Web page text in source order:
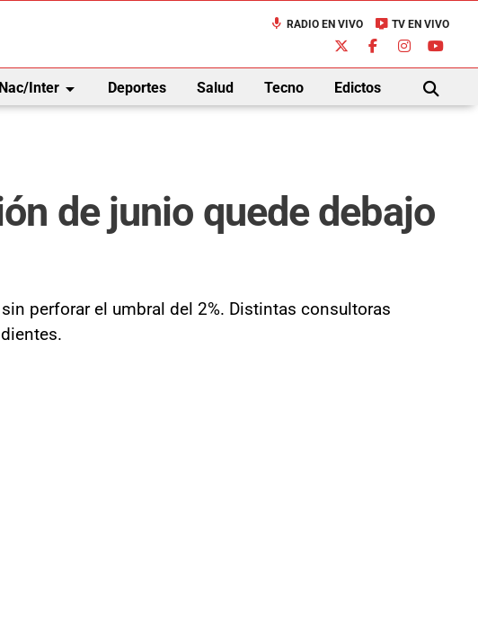
mic RADIO EN VIVO live_tv TV EN VIVO
Nac/Interarrow_drop_down Deportes Salud Tecno Edictos
BUSCAR
de junio quede debajo
perforar el umbral del 2%. Distintas consultoras